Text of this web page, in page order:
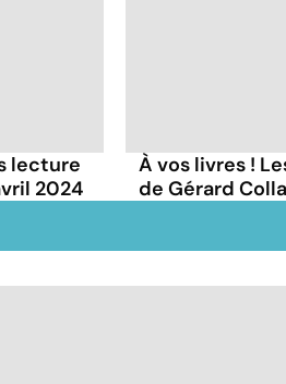
lecture
2024
À vos livres !
de Gérard